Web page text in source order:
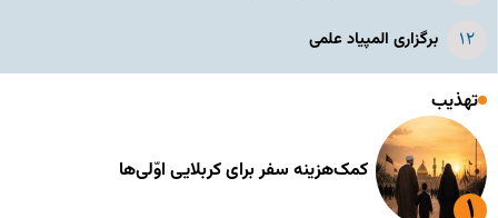
برگزاری المپیاد علمی
تهذیب
کمک‌هزینه سفر برای کربلایی اوّلی‌ها